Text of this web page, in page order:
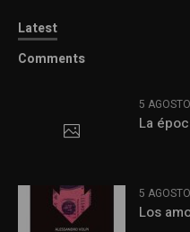
Latest
Comments
5
La
5
Los